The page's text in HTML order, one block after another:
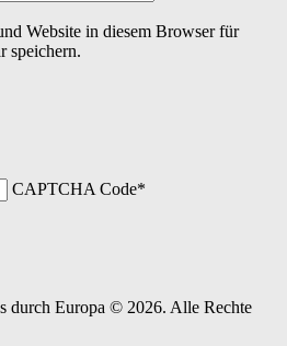
Website in diesem Browser für
speichern.
CAPTCHA Code*
durch Europa © 2026. Alle Rechte